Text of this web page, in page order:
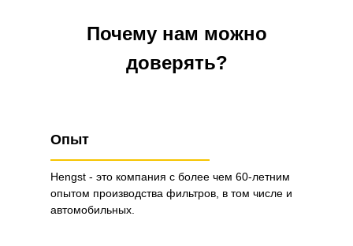
Почему нам можно
доверять?
Опыт
Hengst - это компания с более чем 60-летним
опытом производства фильтров, в том числе и
автомобильных.